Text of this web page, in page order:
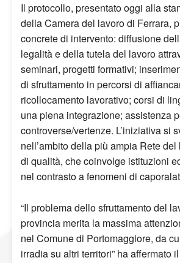
Il protocollo, presentato oggi alla
della Camera del lavoro di Ferrara,
concrete di intervento: diffusione
legalità e della tutela del lavoro
seminari, progetti formativi;
di sfruttamento in percorsi di
ricollocamento lavorativo; corsi di
una piena integrazione; assistenza
controverse/vertenze. L’iniziativa si
nell’ambito della più ampia Rete
di qualità, che coinvolge istituzioni
nel contrasto a fenomeni di
“Il problema dello sfruttamento del
provincia merita la massima
nel Comune di Portomaggiore, da
irradia su altri territori” ha affermato